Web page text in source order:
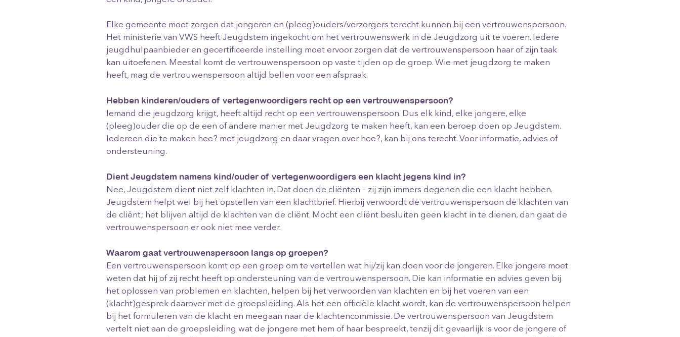
Elke gemeente moet zorgen dat jongeren en (pleeg)ouders/verzorgers terecht kunnen bij een vertrouwenspersoon.
Het ministerie van VWS heeft Jeugdstem ingekocht om het vertrouwenswerk in de Jeugdzorg uit te voeren. Iedere
jeugdhulpaanbieder en gecertificeerde instelling moet ervoor zorgen dat de vertrouwenspersoon haar of zijn taak
kan uitoefenen. Meestal komt de vertrouwenspersoon op vaste tijden op de groep. Wie met jeugdzorg te maken
heeft, mag de vertrouwenspersoon altijd bellen voor een afspraak.
Hebben kinderen/ouders of vertegenwoordigers recht op een vertrouwenspersoon?
Iemand die jeugdzorg krijgt, heeft altijd recht op een vertrouwenspersoon. Dus elk kind, elke jongere, elke
(pleeg)ouder die op de een of andere manier met Jeugdzorg te maken heeft, kan een beroep doen op Jeugdstem.
Iedereen die te maken hee? met jeugdzorg en daar vragen over hee?, kan bij ons terecht. Voor informatie, advies of
ondersteuning.
Dient Jeugdstem namens kind/ouder of vertegenwoordigers een klacht jegens kind in?
Nee, Jeugdstem dient niet zelf klachten in. Dat doen de cliënten – zij zijn immers degenen die een klacht hebben.
Jeugdstem helpt wel bij het opstellen van een klachtbrief. Hierbij verwoordt de vertrouwenspersoon de klachten van
de cliënt; het blijven altijd de klachten van de cliënt. Mocht een cliënt besluiten geen klacht in te dienen, dan gaat de
vertrouwenspersoon er ook niet mee verder.
Waarom gaat vertrouwenspersoon langs op groepen?
Een vertrouwenspersoon komt op een groep om te vertellen wat hij/zij kan doen voor de jongeren. Elke jongere moet
weten dat hij of zij recht heeft op ondersteuning van de vertrouwenspersoon. Die kan informatie en advies geven bij
het oplossen van problemen en klachten, helpen bij het verwoorden van klachten en bij het voeren van een
(klacht)gesprek daarover met de groepsleiding. Als het een officiële klacht wordt, kan de vertrouwenspersoon helpen
bij het formuleren van de klacht en meegaan naar de klachtencommissie. De vertrouwenspersoon van Jeugdstem
vertelt niet aan de groepsleiding wat de jongere met hem of haar bespreekt, tenzij dit gevaarlijk is voor de jongere of